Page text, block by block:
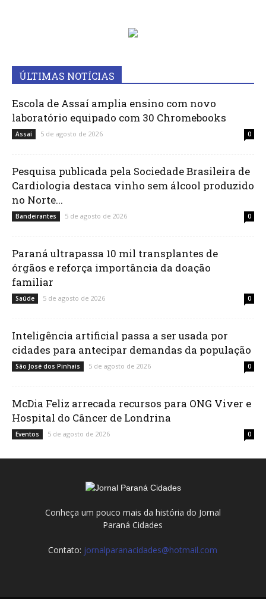
ÚLTIMAS NOTÍCIAS
Escola de Assaí amplia ensino com novo
laboratório equipado com 30 Chromebooks
Assaí 5 de agosto de 2026 0
Pesquisa publicada pela Sociedade Brasileira de
Cardiologia destaca vinho sem álcool produzido
no Norte...
Bandeirantes 5 de agosto de 2026 0
Paraná ultrapassa 10 mil transplantes de
órgãos e reforça importância da doação
familiar
Saúde 5 de agosto de 2026 0
Inteligência artificial passa a ser usada por
cidades para antecipar demandas da população
São José dos Pinhais 5 de agosto de 2026 0
McDia Feliz arrecada recursos para ONG Viver e
Hospital do Câncer de Londrina
Eventos 5 de agosto de 2026 0
Conheça um pouco mais da história do Jornal
Paraná Cidades
Contato: jornalparanacidades@hotmail.com